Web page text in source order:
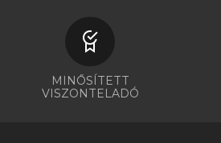
MINŐSÍTETT
VISZONTELADÓ